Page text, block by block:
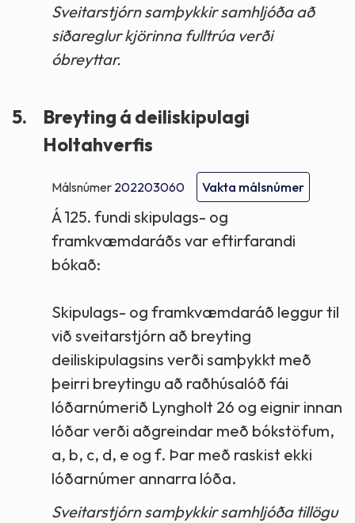
Sveitarstjórn samþykkir samhljóða að
siðareglur kjörinna fulltrúa verði
óbreyttar.
5.
Breyting á deiliskipulagi
Holtahverfis
Málsnúmer 202203060 Vakta málsnúmer
Á 125. fundi skipulags- og
framkvæmdaráðs var eftirfarandi
bókað:
Skipulags- og framkvæmdaráð leggur til
við sveitarstjórn að breyting
deiliskipulagsins verði samþykkt með
þeirri breytingu að raðhúsalóð fái
lóðarnúmerið Lyngholt 26 og eignir innan
lóðar verði aðgreindar með bókstöfum,
a, b, c, d, e og f. Þar með raskist ekki
lóðarnúmer annarra lóða.
Sveitarstjórn samþykkir samhljóða tillögu